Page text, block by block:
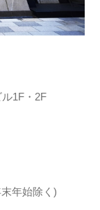
1F・2F
年始除く)